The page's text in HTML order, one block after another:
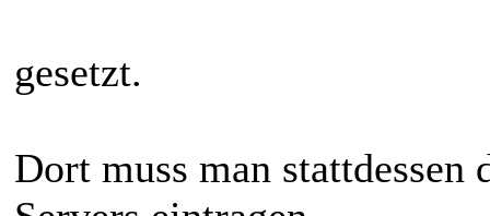
gesetzt.
Dort muss man